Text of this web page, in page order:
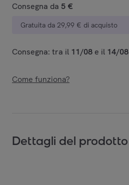
Consegna da 5 €
Gratuita da 29,99 € di acquisto
Consegna: tra il 11/08 e il 14/08
Come funziona?
Dettagli del prodotto